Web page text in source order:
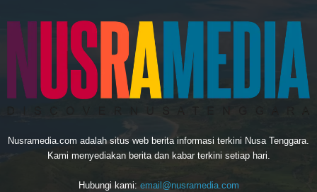
Nusramedia.com adalah situs web berita informasi terkini Nusa Tenggara.
Kami menyediakan berita dan kabar terkini setiap hari.
Hubungi kami: email@nusramedia.com